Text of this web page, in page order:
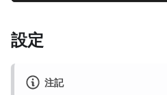
設定
注記